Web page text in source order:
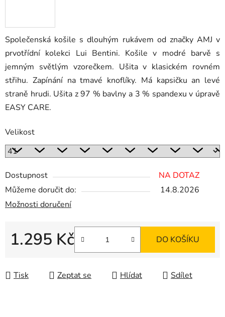
Společenská košile s dlouhým rukávem od značky AMJ v
prvotřídní kolekci Lui Bentini. Košile v modré barvě s
jemným světlým vzorečkem. Ušita v klasickém rovném
střihu. Zapínání na tmavé knoflíky. Má kapsičku an levé
straně hrudi. Ušita z 97 % bavlny a 3 % spandexu v úpravě
EASY CARE.
Velikost
Dostupnost
NA DOTAZ
Můžeme doručit do:
14.8.2026
Možnosti doručení
1.295 Kč DO KOŠÍKU
Tisk Zeptat se Hlídat Sdílet